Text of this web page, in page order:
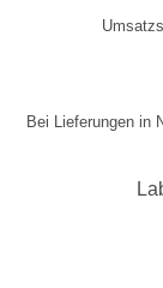
Bei Lieferungen in